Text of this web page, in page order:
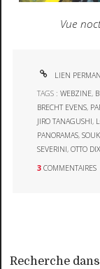
Vue
LIEN
TAGS :WEBZINE,
BRECHT EVENS,
JIRO TANAGUSHI,
PANORAMAS,SOUK
SEVERINI,OTTO
3 COMMENTAIRES
Recherche